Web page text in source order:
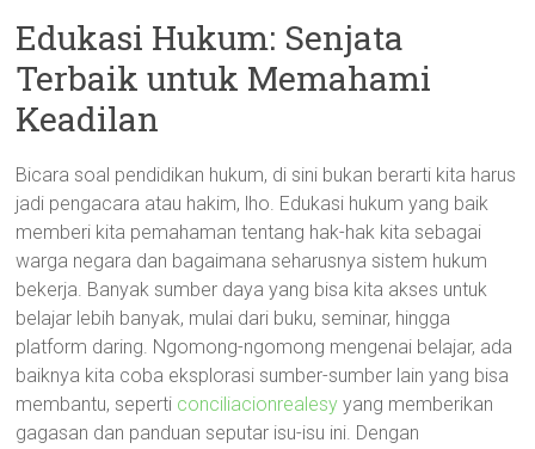
Edukasi Hukum: Senjata
Terbaik untuk Memahami
Keadilan
Bicara soal pendidikan hukum, di sini bukan berarti kita harus
jadi pengacara atau hakim, lho. Edukasi hukum yang baik
memberi kita pemahaman tentang hak-hak kita sebagai
warga negara dan bagaimana seharusnya sistem hukum
bekerja. Banyak sumber daya yang bisa kita akses untuk
belajar lebih banyak, mulai dari buku, seminar, hingga
platform daring. Ngomong-ngomong mengenai belajar, ada
baiknya kita coba eksplorasi sumber-sumber lain yang bisa
membantu, seperti conciliacionrealesy yang memberikan
gagasan dan panduan seputar isu-isu ini. Dengan